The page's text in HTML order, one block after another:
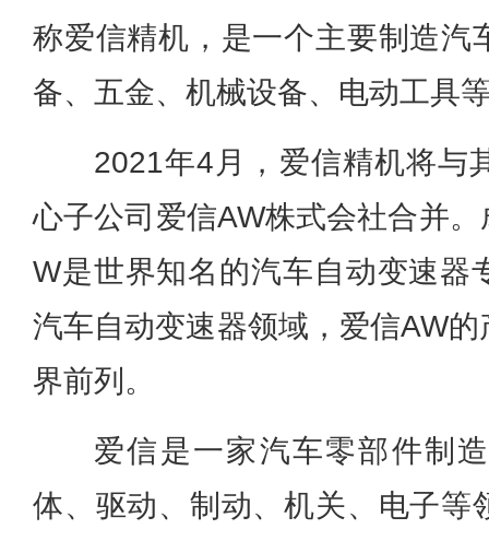
称爱信精机，是一个主要制造汽
备、五金、机械设备、电动工具
2021年4月，爱信精机将与
心子公司爱信AW株式会社合并
W是世界知名的汽车自动变速器
汽车自动变速器领域，爱信AW
界前列。
爱信是一家汽车零部件制
体、驱动、制动、机关、电子等